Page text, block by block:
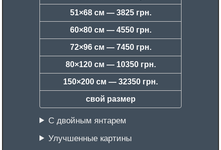
51×68 см — 3825 грн.
60×80 см — 4550 грн.
72×96 см — 7450 грн.
80×120 см — 10350 грн.
150×200 см — 32350 грн.
свой размер
С двойным янтарем
Улучшенные картины